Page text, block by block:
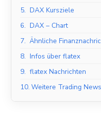
5. DAX Kursziele
6. DAX – Chart
7. Ähnliche
8. Infos über flatex
9. flatex Nachrichten
10. Weitere Trading News